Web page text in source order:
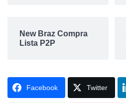
New Braz Compra
Lista P2P
Facebook Twitter